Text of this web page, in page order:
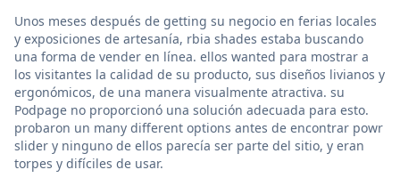
Unos meses después de getting su negocio en ferias locales
y exposiciones de artesanía, rbia shades estaba buscando
una forma de vender en línea. ellos wanted para mostrar a
los visitantes la calidad de su producto, sus diseños livianos y
ergonómicos, de una manera visualmente atractiva. su
Podpage no proporcionó una solución adecuada para esto.
probaron un many different options antes de encontrar powr
slider y ninguno de ellos parecía ser parte del sitio, y eran
torpes y difíciles de usar.